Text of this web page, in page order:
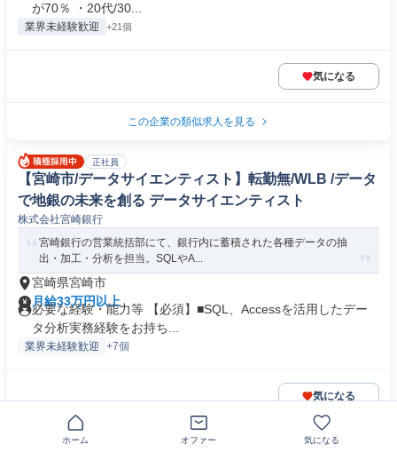
が70％ ・20代/30...
業界未経験歓迎 +21個
気になる
この企業の類似求人を見る
正社員
【宮崎市/データサイエンティスト】転勤無/WLB /データ
で地銀の未来を創る データサイエンティスト
株式会社宮崎銀行
宮崎銀行の営業統括部にて、銀行内に蓄積された各種データの抽
出・加工・分析を担当。SQLやA...
宮崎県宮崎市
月給33万円以上
必要な経験・能力等 【必須】■SQL、Accessを活用したデー
タ分析実務経験をお持ち...
業界未経験歓迎 +7個
気になる
ホーム オファー 気になる